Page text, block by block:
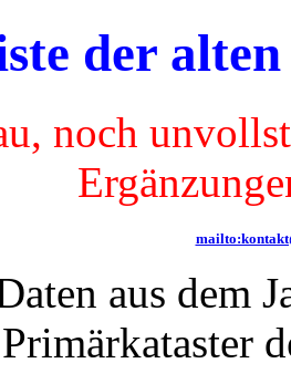
der
noch
aus dem
Primärkataster